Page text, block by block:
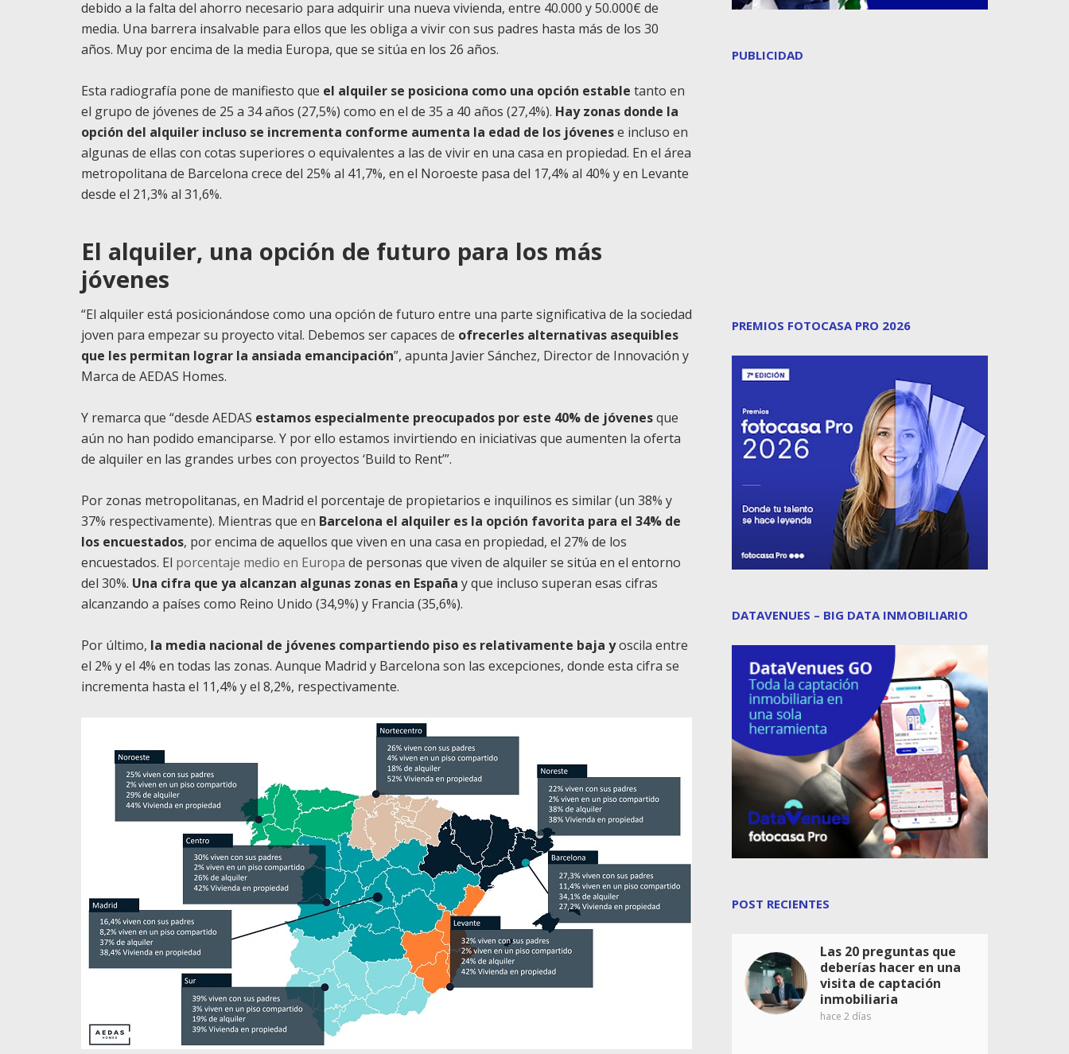
debido a la falta del ahorro necesario para adquirir una nueva vivienda, entre 40.000 y 50.000€ de
media. Una barrera insalvable para ellos que les obliga a vivir con sus padres hasta más de los 30
años. Muy por encima de la media Europa, que se sitúa en los 26 años.
Esta radiografía pone de manifiesto que el alquiler se posiciona como una opción estable tanto en
el grupo de jóvenes de 25 a 34 años (27,5%) como en el de 35 a 40 años (27,4%). Hay zonas donde la
opción del alquiler incluso se incrementa conforme aumenta la edad de los jóvenese incluso en
algunas de ellas con cotas superiores o equivalentes a las de vivir en una casa en propiedad. En el área
metropolitana de Barcelona crece del 25% al 41,7%, en el Noroeste pasa del 17,4% al 40% y en Levante
desde el 21,3% al 31,6%.
El alquiler, una opción de futuro para los más
jóvenes
“El alquiler está posicionándose como una opción de futuro entre una parte significativa de la sociedad
joven para empezar su proyecto vital. Debemos ser capaces de ofrecerles alternativas asequibles
que les permitan lograr la ansiada emancipación”, apunta Javier Sánchez, Director de Innovación y
Marca de AEDAS Homes.
Y remarca que “desde AEDAS estamos especialmente preocupados por este 40% de jóvenesque
aún no han podido emanciparse. Y por ello estamos invirtiendo en iniciativas que aumenten la oferta
de alquiler en las grandes urbes con proyectos ‘Build to Rent’”.
Por zonas metropolitanas, en Madrid el porcentaje de propietarios e inquilinos es similar (un 38% y
37% respectivamente). Mientras que en Barcelona el alquiler es la opción favorita para el 34% de
los encuestados, por encima de aquellos que viven en una casa en propiedad, el 27% de los
encuestados. El porcentaje medio en Europa de personas que viven de alquiler se sitúa en el entorno
del 30%. Una cifra que ya alcanzan algunas zonas en España y que incluso superan esas cifras
alcanzando a países como Reino Unido (34,9%) y Francia (35,6%).
Por último, la media nacional de jóvenes compartiendo piso es relativamente baja yoscila entre
el 2% y el 4% en todas las zonas. Aunque Madrid y Barcelona son las excepciones, donde esta cifra se
incrementa hasta el 11,4% y el 8,2%, respectivamente.
PUBLICIDAD
PREMIOS FOTOCASA PRO 2026
DATAVENUES – BIG DATA INMOBILIARIO
POST RECIENTES
Las 20 preguntas que
deberías hacer en una
visita de captación
inmobiliaria
hace 2 días